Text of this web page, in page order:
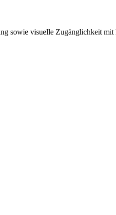
sowie visuelle Zugänglichkeit mit